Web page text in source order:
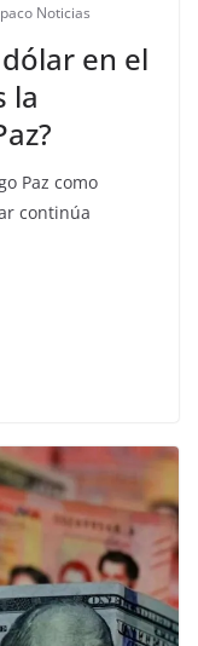
Noticias
en el
la
Paz como
continúa